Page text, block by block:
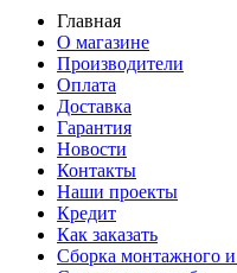
Главная
О магазине
Производители
Оплата
Доставка
Гарантия
Новости
Контакты
Наши проекты
Кредит
Как заказать
Сборка монтажного и